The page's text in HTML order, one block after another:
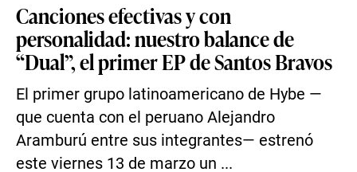
Canciones efectivas y con
personalidad: nuestro balance de
“Dual”, el primer EP de Santos Bravos
El primer grupo latinoamericano de Hybe —
que cuenta con el peruano Alejandro
Aramburú entre sus integrantes— estrenó
este viernes 13 de marzo un ...